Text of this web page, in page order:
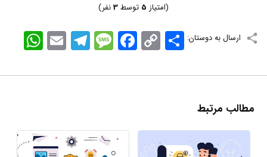
(امتیاز 5 توسط3نفر)
ارسال به دوستان: WhatsApp EmailTelegramMessageFacebook Copy
Link
اشتراک
مطالب مرتبط